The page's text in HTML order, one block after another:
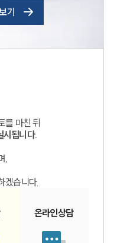
기
를 마친 뒤
시됩니다.
,
겠습니다.
온라인상담